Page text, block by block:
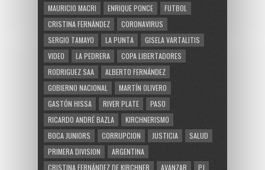
MAURICIO MACRI
ENRIQUE PONCE
FUTBOL
CRISTINA FERNÁNDEZ
CORONAVIRUS
SERGIO TAMAYO
LA PUNTA
GISELA VARTALITIS
VIDEO
LA PEDRERA
COPA LIBERTADORES
RODRIGUEZ SAA
ALBERTO FERNÁNDEZ
GOBIERNO NACIONAL
MARTÍN OLIVERO
GASTÓN HISSA
RIVER PLATE
PASO
RICARDO ANDRÉ BAZLA
KIRCHNERISMO
BOCA JUNIORS
CORRUPCION JUSTICIA
SALUD
PRIMERA DIVISION
ARGENTINA
CRISTINA FERNÁNDEZ DE KIRCHNER
AVANZAR PJ